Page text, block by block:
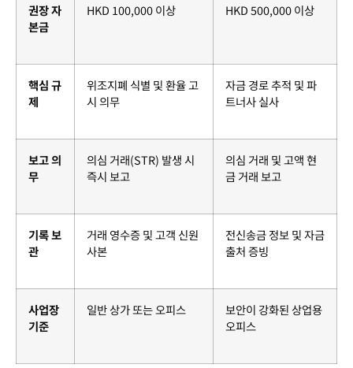
권장 자
본금
HKD 100,000 이상 HKD 500,000 이상
핵심 규
제
위조지폐 식별 및 환율 고
시 의무
자금 경로 추적 및 파
트너사 실사
보고 의
무
의심 거래(STR) 발생 시
즉시 보고
의심 거래 및 고액 현
금 거래 보고
기록 보
관
거래 영수증 및 고객 신원
사본
전신송금 정보 및 자금
출처 증빙
사업장
기준
일반 상가 또는 오피스
보안이 강화된 상업용
오피스